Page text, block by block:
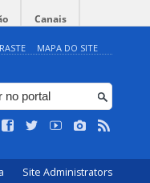
Canais
MAPA DO SITE
Site Administrators